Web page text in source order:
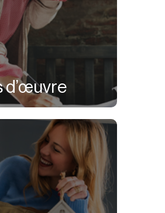
d’œuvre